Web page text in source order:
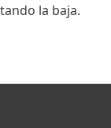
la baja.